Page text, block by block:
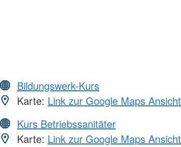
Bildungswerk-Kurs
Karte: Link zur Google Maps Ansicht
Kurs Betriebssanitäter
Karte: Link zur Google Maps Ansicht